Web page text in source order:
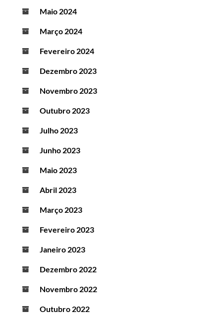
Maio 2024
Março 2024
Fevereiro 2024
Dezembro 2023
Novembro 2023
Outubro 2023
Julho 2023
Junho 2023
Maio 2023
Abril 2023
Março 2023
Fevereiro 2023
Janeiro 2023
Dezembro 2022
Novembro 2022
Outubro 2022